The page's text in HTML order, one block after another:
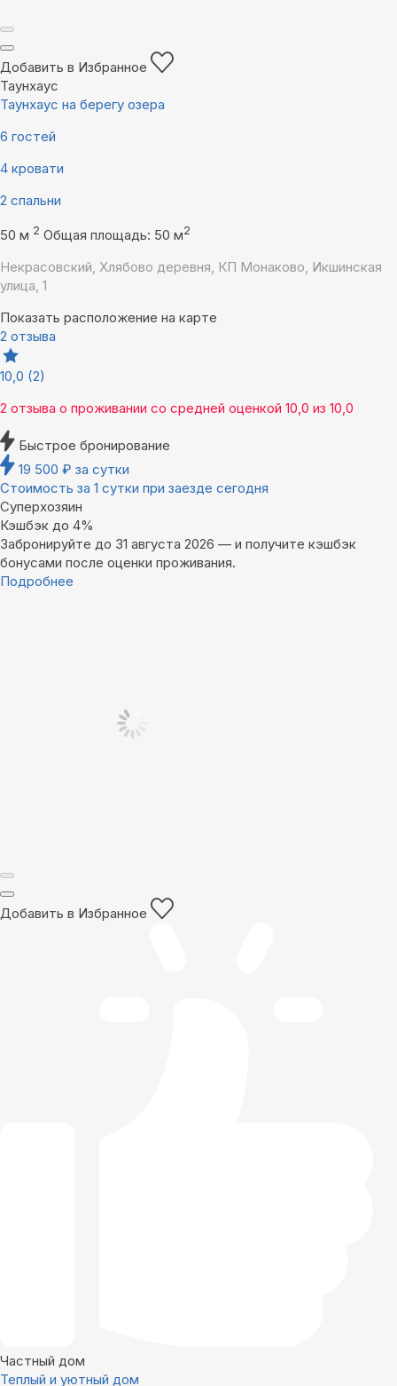
Добавить в Избранное
Таунхаус
Таунхаус на берегу озера
6 гостей
4 кровати
2 спальни
50 м 2 Общая площадь: 50 м2
Некрасовский, Хлябово деревня, КП Монаково, Икшинская
улица, 1
Показать расположение на карте
2 отзыва
10,0 (2)
2 отзыва о проживании со средней оценкой 10,0 из 10,0
Быстрое бронирование
19 500 ₽ за сутки
Стоимость за 1 сутки при заезде сегодня
Суперхозяин
Кэшбэк до 4%
Забронируйте до 31 августа 2026 — и получите кэшбэк
бонусами после оценки проживания.
Подробнее
Добавить в Избранное
Частный дом
Теплый и уютный дом